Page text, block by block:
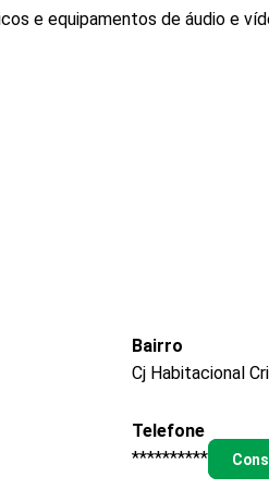
e equipamentos de áudio e
Bairro
Cj Habitacional Cri
Telefone
**********